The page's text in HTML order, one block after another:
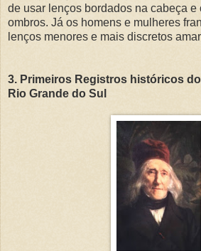
de usar lenços bordados na cabeça e
ombros. Já os homens e mulheres
lenços menores e mais discretos
3. Primeiros Registros históricos
Rio Grande do Sul